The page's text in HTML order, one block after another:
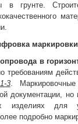
в грунте.
маркировки
в
требованиям
3.
документации,
изделиях
подробно